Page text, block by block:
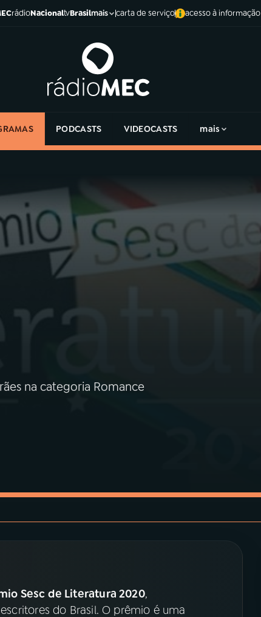
rádioNacionaltvBrasilmais carta de serviço acesso à informação
PODCASTS VIDEOCASTS mais
na categoria Romance
Sesc de Literatura 2020,
do Brasil. O prêmio é uma